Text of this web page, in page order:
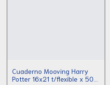
Cuaderno Mooving Harry
Potter 16x21 t/flexible x 50